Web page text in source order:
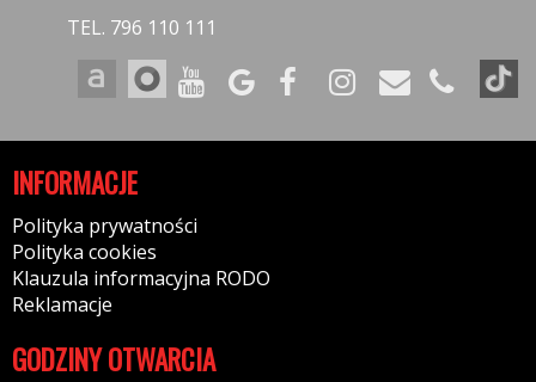
TEL. 796 110 111
INFORMACJE
Polityka prywatności
Polityka cookies
Klauzula informacyjna RODO
Reklamacje
GODZINY OTWARCIA